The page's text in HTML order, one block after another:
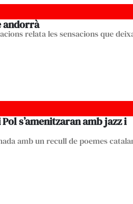
andorrà
relata les sensacions que
s’amenitzaran amb jazz i
amb un recull de poemes